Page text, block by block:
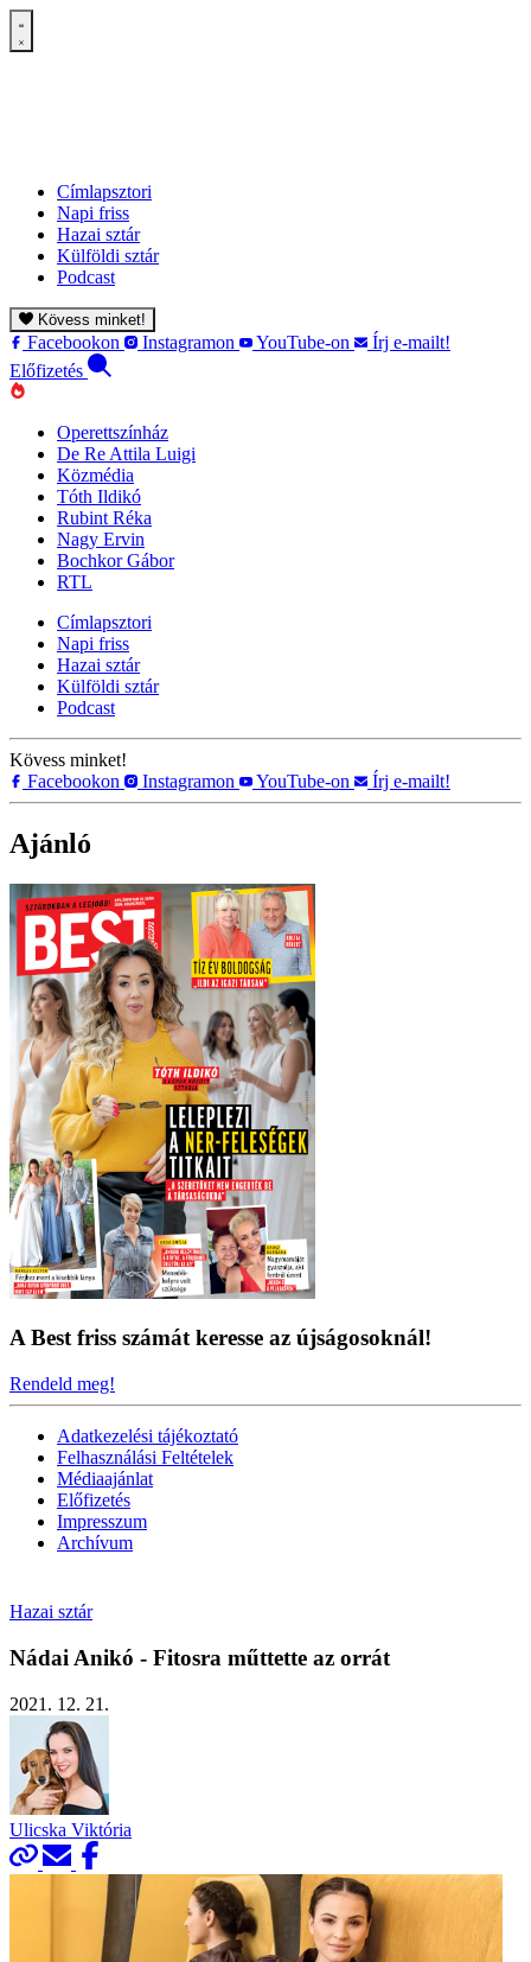
Címlapsztori
Napi friss
Hazai sztár
Külföldi sztár
Podcast
Kövess minket!
Facebookon Instagramon YouTube-on
Írj e-mailt!
Előfizetés
Operettszínház
De Re Attila Luigi
Közmédia
Tóth Ildikó
Rubint Réka
Nagy Ervin
Bochkor Gábor
RTL
Címlapsztori
Napi friss
Hazai sztár
Külföldi sztár
Podcast
Kövess minket!
Facebookon
Instagramon YouTube-on Írj e-mailt!
Ajánló
A Best friss számát keresse az újságosoknál!
Rendeld meg!
Adatkezelési tájékoztató
Felhasználási Feltételek
Médiaajánlat
Előfizetés
Impresszum
Archívum
Hazai sztár
Nádai Anikó - Fitosra műttette az orrát
2021. 12. 21.
Ulicska Viktória